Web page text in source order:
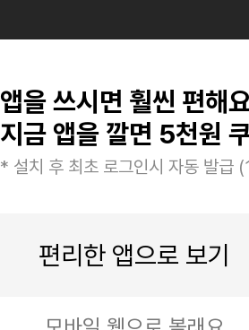
앱을 쓰시면 훨씬 편해
지금 앱을 깔면 5천원
* 설치 후 최초 로그인시 자동 발급
편리한 앱으로 보기